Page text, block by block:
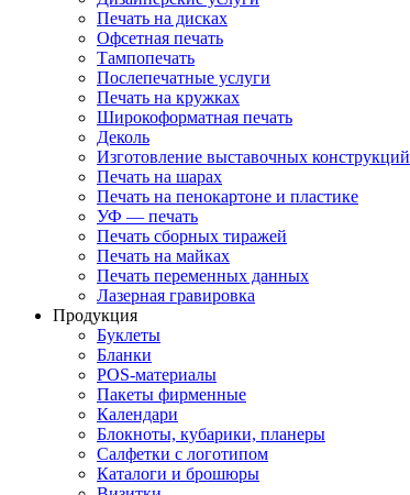
Печать на дисках
Офсетная печать
Тампопечать
Послепечатные услуги
Печать на кружках
Широкоформатная печать
Деколь
Изготовление выставочных конструкций
Печать на шарах
Печать на пенокартоне и пластике
УФ — печать
Печать сборных тиражей
Печать на майках
Печать переменных данных
Лазерная гравировка
Продукция
Буклеты
Бланки
POS-материалы
Пакеты фирменные
Календари
Блокноты, кубарики, планеры
Салфетки с логотипом
Каталоги и брошюры